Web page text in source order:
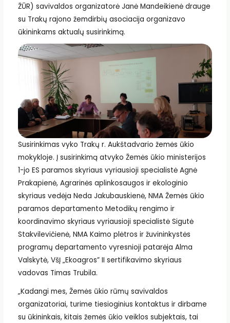
ŽŪR) savivaldos organizatorė Janė Mandeikienė drauge
su Trakų rajono žemdirbių asociacija organizavo
ūkininkams aktualų susirinkimą.
Susirinkimas vyko Trakų r. Aukštadvario žemės ūkio
mokykloje. Į susirinkimą atvyko Žemės ūkio ministerijos
1-jo ES paramos skyriaus vyriausioji specialistė Agnė
Prakapienė, Agrarinės aplinkosaugos ir ekologinio
skyriaus vedėja Neda Jakubauskienė, NMA Žemės ūkio
paramos departamento Metodikų rengimo ir
koordinavimo skyriaus vyriausioji specialistė Sigutė
Stakvilevičienė, NMA Kaimo plėtros ir žuvininkystės
programų departamento vyresnioji patarėja Alma
Valskytė, VšĮ „Ekoagros” II sertifikavimo skyriaus
vadovas Timas Trubila.
„Kadangi mes, Žemės ūkio rūmų savivaldos
organizatoriai, turime tiesioginius kontaktus ir dirbame
su ūkininkais, kitais žemės ūkio veiklos subjektais, tai